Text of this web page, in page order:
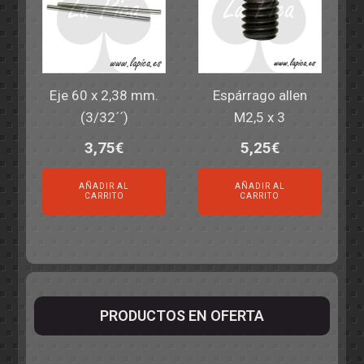
Eje 60 x 2,38 mm.
(3/32´´)
3,75€
AÑADIR AL
CARRITO
Espárrago allen
M2,5 x 3
5,25€
AÑADIR AL
CARRITO
PRODUCTOS EN OFERTA